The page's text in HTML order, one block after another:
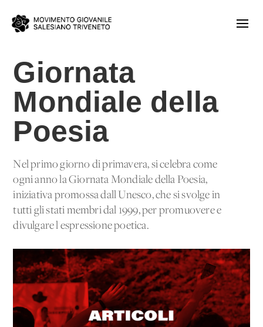
Giornata
Mondiale della
Poesia
Nel primo giorno di primavera, si celebra come
ogni anno la Giornata Mondiale della Poesia,
iniziativa promossa dall'Unesco, che si svolge in
tutti gli stati membri dal 1999, per promuovere e
divulgare l'espressione poetica.